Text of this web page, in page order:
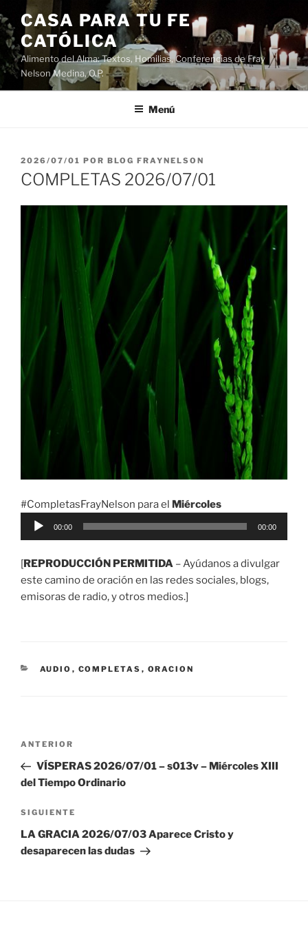
Saltar
al
contenido
CASA PARA TU FE
CATÓLICA
Alimento del Alma: Textos, Homilias, Conferencias de Fray
Nelson Medina, O.P.
Menú
PUBLICADO
EL
2026/07/01 POR BLOG FRAYNELSON
COMPLETAS 2026/07/01
#CompletasFrayNelson para el Miércoles
Reproductor
00:00 00:00
[ REPRODUCCIÓN PERMITIDA – Ayúdanos a divulgar
este camino de oración en las redes sociales, blogs,
emisoras de radio, y otros medios.]
CATEGORÍAS
AUDIO , COMPLETAS , ORACION
Navegación
entradas
Entrada
anterior:
ANTERIOR
VÍSPERAS 2026/07/01 – s013v – Miércoles XIII
del Tiempo Ordinario
Siguiente
entrada
SIGUIENTE
LA GRACIA 2026/07/03 Aparece Cristo y
desaparecen las dudas